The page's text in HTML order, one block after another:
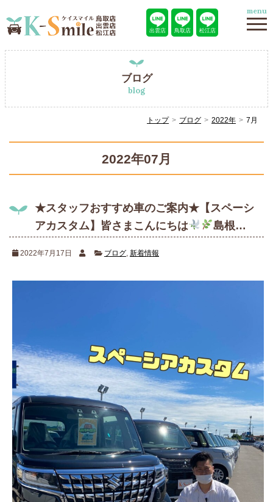
出雲店 鳥取店 松江店
menu
ブログ
blog
トップ ブログ 2022年 7月
2022年07月
★スタッフおすすめ車のご案内★【スペーシ
アカスタム】皆さまこんにちは
島根…
2022年7月17日 ブログ 新着情報